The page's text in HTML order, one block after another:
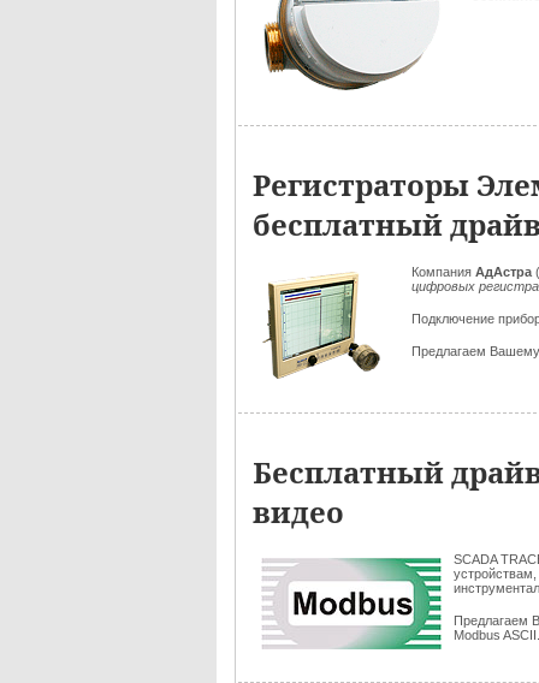
Регистраторы
бесплатный
Компания АдАстра (
цифровых
Подключение
Предлагаем
Бесплатный
видео
SCADA
Предлагаем
Modbus ASCII.